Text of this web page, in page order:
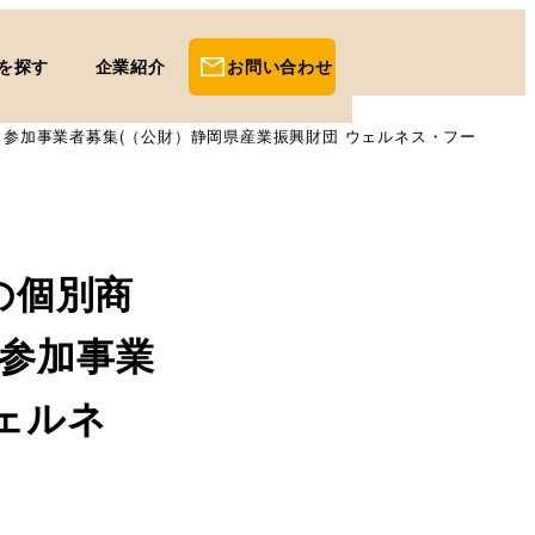
探す 企業紹介 お問い合わせ
加事業者募集(（公財）静岡県産業振興財団 ウェルネス・フー
個別商
加事業
ルネ